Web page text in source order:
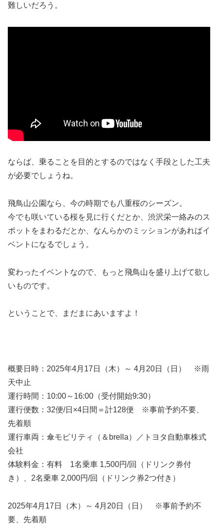
難しいだろう。
ならば、乗ることを目的とするのではなく手段とした工夫
が必要でしょうね。
飛鳥山公園なら、今の時期でも八重桜のシーズン。
今でも咲いている桜を見に行くだとか、渋沢栄一絡みのス
ポットをまわるだとか、なんらかのミッションがあればイ
ベントになるでしょう。
変わったイベントなので、もっと飛鳥山を盛り上げて欲し
いものです。
ということで、まだまにあいますよ！
概要日時：2025年4月17日（木）～ 4月20日（日） ※雨
天中止
運行時間：10:00～16:00（受付開始9:30）
運行便数：32便/日×4日間＝計128便 ※事前予約不要、
先着順
運行車両：傘モビリティ（＆brella）／トヨタ自動車株式
会社
体験料金：有料 1名乗車 1,500円/回（ドリンク券付
き）、2名乗車 2,000円/回（ドリンク券2つ付き）
2025年4月17日（木）～ 4月20日（日） ※事前予約不
要、先着順